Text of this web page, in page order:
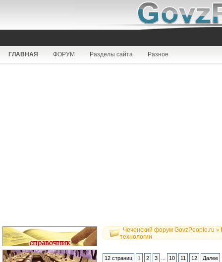
ГЛАВНАЯ ФОРУМ Разделы сайта Разное
Чеченский форум GovzPeople.ru »
технологии
12 страниц 1 2 3 ... 10 11 12 Далее